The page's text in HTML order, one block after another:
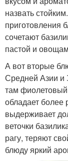
назвать
приготовления
сочетают
пастой и
А вот вторые
Средней Азии и
там фиолетовый
обладает более
выдерживает
веточки
рагу, теряют
блюду яркий